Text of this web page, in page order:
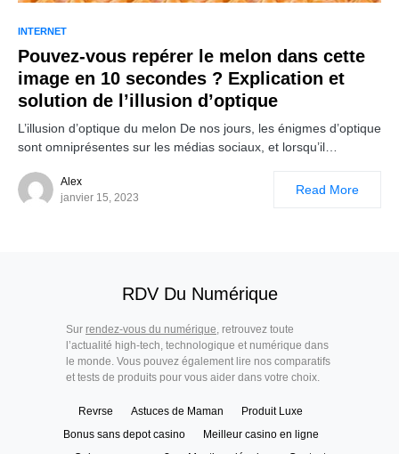
INTERNET
Pouvez-vous repérer le melon dans cette
image en 10 secondes ? Explication et
solution de l’illusion d’optique
L’illusion d’optique du melon De nos jours, les énigmes d’optique
sont omniprésentes sur les médias sociaux, et lorsqu’il…
Alex
janvier 15, 2023
Read More
RDV Du Numérique
Sur rendez-vous du numérique, retrouvez toute
l’actualité high-tech, technologique et numérique dans
le monde. Vous pouvez également lire nos comparatifs
et tests de produits pour vous aider dans votre choix.
Revrse Astuces de Maman
Produit Luxe
Bonus sans depot casino
Meilleur casino en ligne